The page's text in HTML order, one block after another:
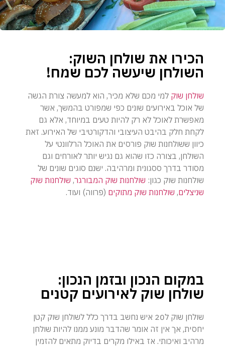
הכירו את שולחן השוק:
השולחן שיעשה לכם שמח!
שולחן שוק למי מכם שלא מכיר, הוא למעשה צורת הגשה
של אוכל באירועים שונים כפי שמפורט בהמשך, אשר
מאפשרת לאוכל לא רק להיות טעים במיוחד, אלא גם
לקחת חלק בהיבט העיצובי והדקורטיבי של האירוע. זאת
כיוון ששולחנות שוק פורסים את האוכל הרלוונטי על
השולחן, בצורה כזו שהוא גם נגיש יותר לאורחים וגם
מסודר בדרך ססגונית ומרהיבה. ישנם סוגים שונים של
שולחנות שוק כגון: שולחנות שוק המבורגר, שולחנות שוק
שניצלים, שולחנות שוק מתוקים (פרווה) ועוד.
במקום הנכון ובזמן הנכון:
שולחן שוק לאירועים קטנים
שולחן שוק ל20 איש נחשב בדרך כלל לשולחן שוק קטן
יחסית, אך אין זה אומר שהדבר מונע ממנו להיות שולחן
מרהיב ואיכותי. אז באילו מקרים בדיוק מתאים להזמין